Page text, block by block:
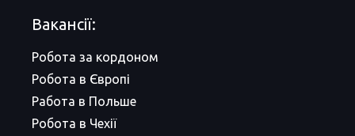
Вакансії:
Робота за кордоном
Робота в Європі
Работа в Польше
Робота в Чехії